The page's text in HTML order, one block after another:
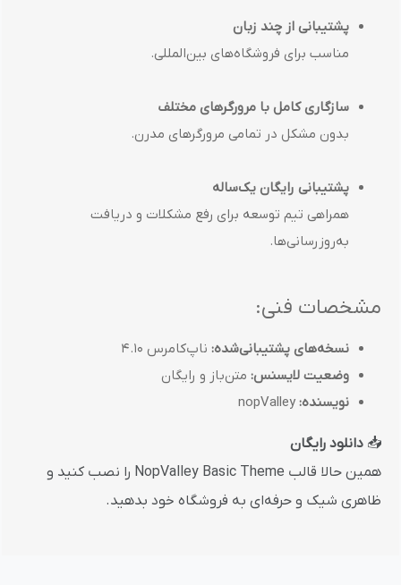
پشتیبانی از چند زبان
مناسب برای فروشگاه‌های بین‌المللی.
سازگاری کامل با مرورگرهای مختلف
بدون مشکل در تمامی مرورگرهای مدرن.
پشتیبانی رایگان یک‌ساله
همراهی تیم توسعه برای رفع مشکلات و دریافت
به‌روزرسانی‌ها.
مشخصات فنی:
نسخه‌های پشتیبانی‌شده: ناپ‌کامرس 4.10
وضعیت لایسنس: متن‌باز و رایگان
نویسنده:
📥 دانلود رایگان
همین حالا قالب NopValley Basic Theme را نصب کنید و
ظاهری شیک و حرفه‌ای به فروشگاه خود بدهید.